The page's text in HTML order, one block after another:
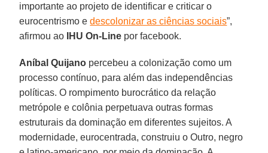
importante ao projeto de identificar e criticar o
eurocentrismo edescolonizar as ciências sociais”,
afirmou ao
IHU On-Line por facebook.
Aníbal Quijano percebeu a colonização como um
processo contínuo, para além das independências
políticas. O rompimento burocrático da relação
metrópole e colônia perpetuava outras formas
estruturais da dominação em diferentes sujeitos. A
modernidade, eurocentrada, construiu o Outro, negro